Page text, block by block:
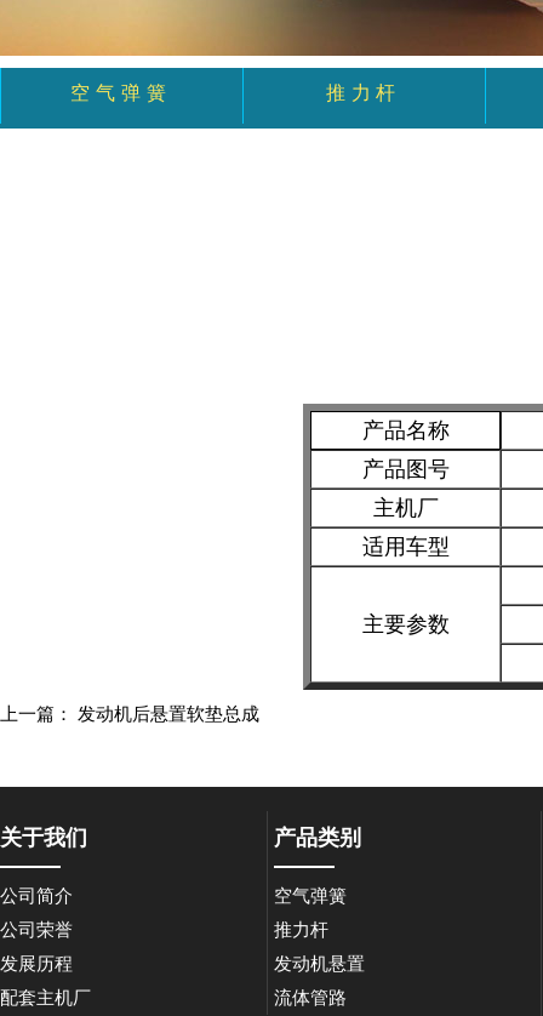
空气弹簧 推力杆
产品名称
产品图号
主机厂
适用车型
主要参数
上一篇： 发动机后悬置软垫总成
关于我们
公司简介
公司荣誉
发展历程
配套主机厂
产品类别
空气弹簧
推力杆
发动机悬置
流体管路